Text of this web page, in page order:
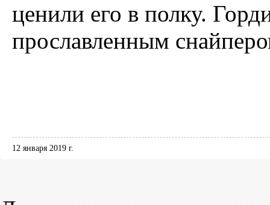
ценили его в полку.
прославленным
12 января 2019 г.